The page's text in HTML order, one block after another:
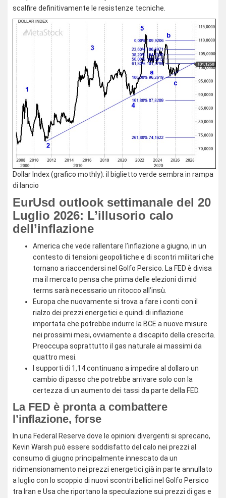
scalfire definitivamente le resistenze tecniche.
Dollar Index (grafico mothly): il biglietto verde sembra in rampa
di lancio
EurUsd outlook settimanale del 20
Luglio 2026: L’illusorio calo
dell’inflazione
America che vede rallentare l’inflazione a giugno, in un
contesto di tensioni geopolitiche e di scontri militari che
tornano a riaccendersi nel Golfo Persico. La FED è divisa
ma il mercato pensa che prima delle elezioni di mid
terms sarà necessario un ritocco all’insù.
Europa che nuovamente si trova a fare i conti con il
rialzo dei prezzi energetici e quindi di inflazione
importata che potrebbe indurre la BCE a nuove misure
nei prossimi mesi, ovviamente a discapito della crescita.
Preoccupa soprattutto il gas naturale ai massimi da
quattro mesi.
I supporti di 1,14 continuano a impedire al dollaro un
cambio di passo che potrebbe arrivare solo con la
certezza di un aumento dei tassi da parte della FED.
La FED è pronta a combattere
l’inflazione, forse
In una Federal Reserve dove le opinioni divergenti si sprecano,
Kevin Warsh può essere soddisfatto del calo nei prezzi al
consumo di giugno principalmente innescato da un
ridimensionamento nei prezzi energetici già in parte annullato
a luglio con lo scoppio di nuovi scontri bellici nel Golfo Persico
tra Iran e Usa che riportano la speculazione sui prezzi di gas e